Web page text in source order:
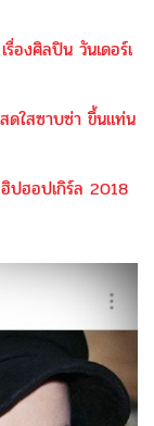
องศิลปิน วันเดอร์เ
สดใสซาบซ่า ขึ้นแท่น
ปฮอปเกิร์ล 2018